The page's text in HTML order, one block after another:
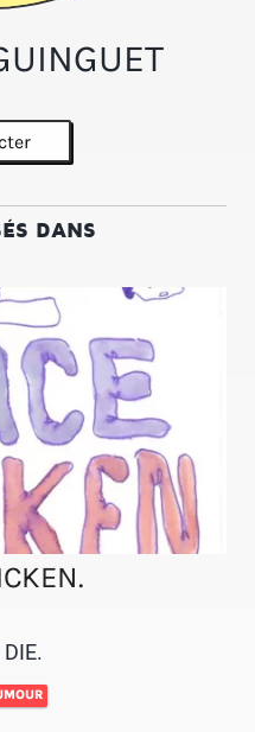
DANS